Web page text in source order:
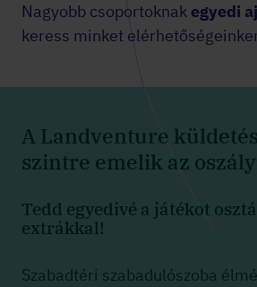
Nagyobb csoportoknak egyedi
keress minket
A Landventure
szintre emelik az
Tedd egyedivé a játékot
extrákkal!
Szabadtéri szabadulószoba